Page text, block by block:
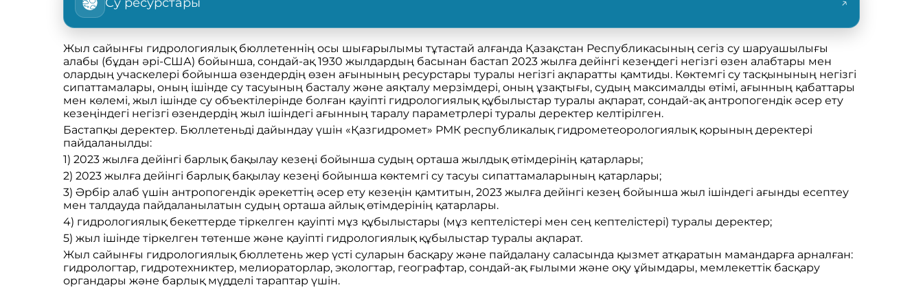
Жыл сайынғы гидрологиялық бюллетеннің осы шығарылымы тұтастай алғанда Қазақстан Республикасының сегіз су шаруашылығы
алабы (бұдан әрі-США) бойынша, сондай-ақ 1930 жылдардың басынан бастап 2023 жылға дейінгі кезеңдегі негізгі өзен алабтары мен
олардың учаскелері бойынша өзендердің өзен ағынының ресурстары туралы негізгі ақпаратты қамтиды. Көктемгі су тасқынының негізгі
сипаттамалары, оның ішінде су тасуының басталу және аяқталу мерзімдері, оның ұзақтығы, судың максималды өтімі, ағынның қабаттары
мен көлемі, жыл ішінде су объектілерінде болған қауіпті гидрологиялық құбылыстар туралы ақпарат, сондай-ақ антропогендік әсер ету
кезеңіндегі негізгі өзендердің жыл ішіндегі ағынның таралу параметрлері туралы деректер келтірілген.
Бастапқы деректер. Бюллетеньді дайындау үшін «Қазгидромет» РМК республикалық гидрометеорологиялық қорының деректері
пайдаланылды:
1) 2023 жылға дейінгі барлық бақылау кезеңі бойынша судың орташа жылдық өтімдерінің қатарлары;
2) 2023 жылға дейінгі барлық бақылау кезеңі бойынша көктемгі су тасуы сипаттамаларының қатарлары;
3) Әрбір алаб үшін антропогендік әрекеттің әсер ету кезеңін қамтитын, 2023 жылға дейінгі кезең бойынша жыл ішіндегі ағынды есептеу
мен талдауда пайдаланылатын судың орташа айлық өтімдерінің қатарлары.
4) гидрологиялық бекеттерде тіркелген қауіпті мұз құбылыстары (мұз кептелістері мен сең кептелістері) туралы деректер;
5) жыл ішінде тіркелген төтенше және қауіпті гидрологиялық құбылыстар туралы ақпарат.
Жыл сайынғы гидрологиялық бюллетень жер үсті суларын басқару және пайдалану саласында қызмет атқаратын мамандарға арналған:
гидрологтар, гидротехниктер, мелиораторлар, экологтар, географтар, сондай-ақ ғылыми және оқу ұйымдары, мемлекеттік басқару
органдары және барлық мүдделі тараптар үшін.